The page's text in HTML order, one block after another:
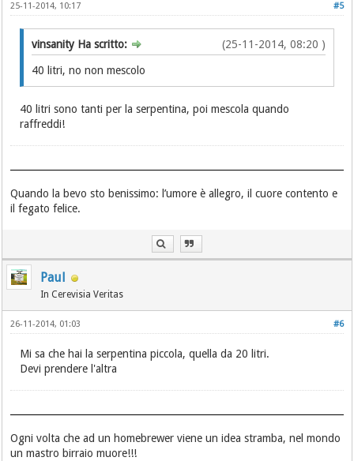
#5
25-11-2014, 10:17
(25-11-2014, 08:20 )
vinsanity Ha scritto:
40 litri, no non mescolo
40 litri sono tanti per la serpentina, poi mescola quando
raffreddi!
Quando la bevo sto benissimo: l’umore è allegro, il cuore contento e
il fegato felice.
Paul
In Cerevisia Veritas
#6
26-11-2014, 01:03
Mi sa che hai la serpentina piccola, quella da 20 litri.
Devi prendere l'altra
Ogni volta che ad un homebrewer viene un idea stramba, nel mondo
un mastro birraio muore!!!